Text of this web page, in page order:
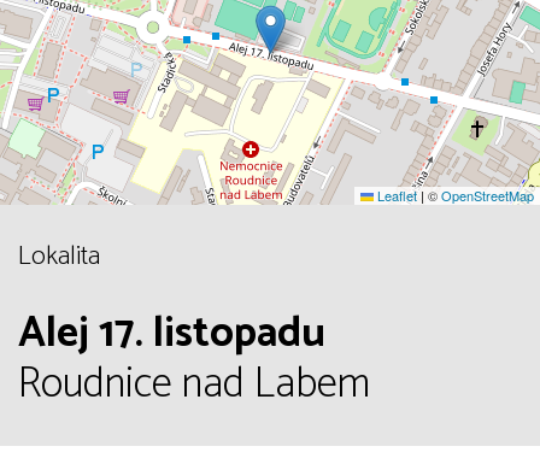
Leaflet | ©OpenStreetMap
Lokalita
Alej 17. listopadu
Roudnice nad Labem